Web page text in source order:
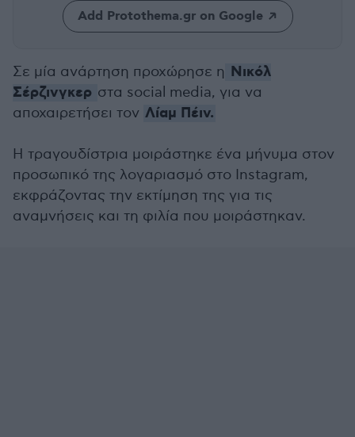
Add Protothema.gr on Google
Σε μία ανάρτηση προχώρησε η Νικόλ
Σέρζινγκερ στα social media, για να
αποχαιρετήσει τον Λίαμ Πέιν.
Η τραγουδίστρια μοιράστηκε ένα μήνυμα στον
προσωπικό της λογαριασμό στο Instagram,
εκφράζοντας την εκτίμηση της για τις
αναμνήσεις και τη φιλία που μοιράστηκαν.